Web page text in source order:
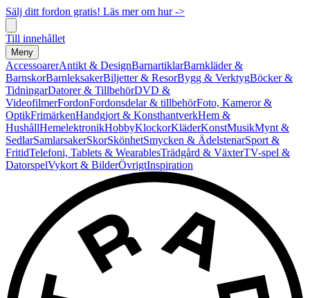
Sälj ditt fordon gratis! Läs mer om hur ->
Till innehållet
Meny
AccessoarerAntikt & DesignBarnartiklarBarnkläder &
BarnskorBarnleksakerBiljetter & ResorBygg & VerktygBöcker &
TidningarDatorer & TillbehörDVD &
VideofilmerFordonFordonsdelar & tillbehörFoto, Kameror &
OptikFrimärkenHandgjort & KonsthantverkHem &
HushållHemelektronikHobbyKlockorKläderKonstMusikMynt &
SedlarSamlarsakerSkorSkönhetSmycken & ÄdelstenarSport &
FritidTelefoni, Tablets & WearablesTrädgård & VäxterTV-spel &
DatorspelVykort & BilderÖvrigtInspiration